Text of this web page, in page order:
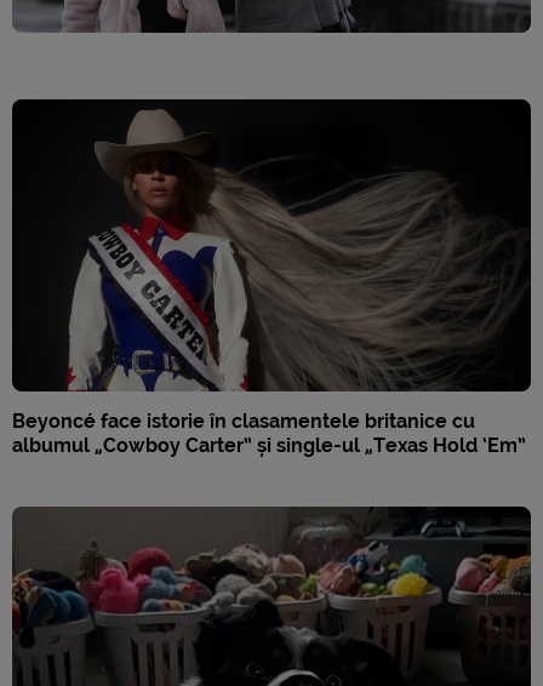
Beyoncé face istorie în clasamentele britanice cu
albumul „Cowboy Carter” și single-ul „Texas Hold ‘Em”